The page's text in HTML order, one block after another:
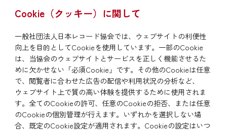
よくあるご質問
会員社音源の違法利用情報通知
サイトマップ
サイトポリシー
プライバシー・ポリシー
関連リンク
Cookie（クッキー）に関して
一般社団法人日本レコード協会では、ウェブサイトの利便性
向上を目的としてCookieを使用しています。一部のCookie
は、当協会のウェブサイトとサービスを正しく機能させるた
めに欠かせない「必須Cookie」です。その他のCookieは任意
で、閲覧者に合わせた広告の配信や利用状況の分析など、
ウェブサイト上で質の高い体験を提供するために使用されま
す。全てのCookieの許可、任意のCookieの拒否、または任意
のCookieの個別管理が行えます。いずれかを選択しない場
合、既定のCookie設定が適用されます。Cookieの設定はいつ